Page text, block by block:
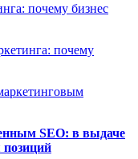
почему бизнес
почему
SEO: в выдаче